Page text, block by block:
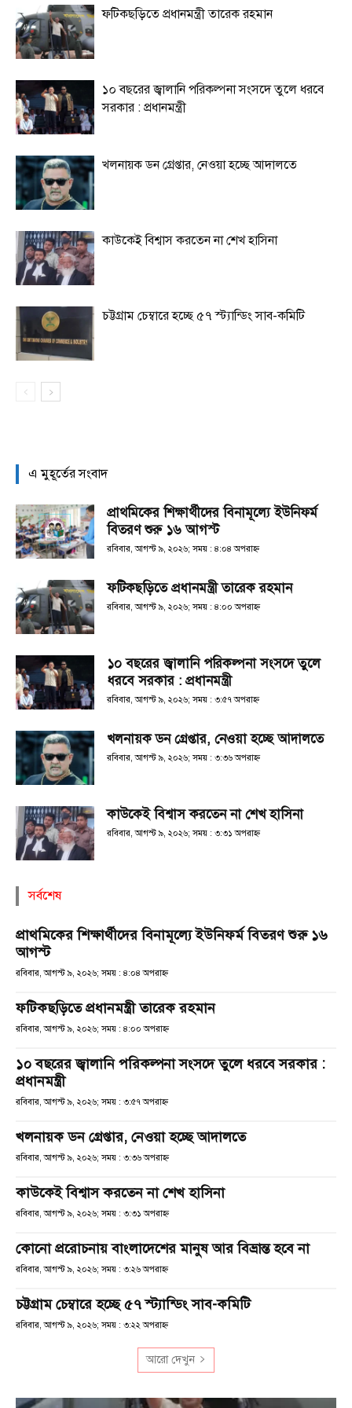
ফটিকছড়িতে প্রধানমন্ত্রী তারেক রহমান
১০ বছরের জ্বালানি পরিকল্পনা সংসদে তুলে ধরবে
সরকার : প্রধানমন্ত্রী
খলনায়ক ডন গ্রেপ্তার, নেওয়া হচ্ছে আদালতে
কাউকেই বিশ্বাস করতেন না শেখ হাসিনা
চট্টগ্রাম চেম্বারে হচ্ছে ৫৭ স্ট্যান্ডিং সাব-কমিটি
এ মুহূর্তের সংবাদ
প্রাথমিকের শিক্ষার্থীদের বিনামূল্যে ইউনিফর্ম
বিতরণ শুরু ১৬ আগস্ট
রবিবার, আগস্ট ৯, ২০২৬; সময় : ৪:০৪ অপরাহ্ণ
ফটিকছড়িতে প্রধানমন্ত্রী তারেক রহমান
রবিবার, আগস্ট ৯, ২০২৬; সময় : ৪:০০ অপরাহ্ণ
১০ বছরের জ্বালানি পরিকল্পনা সংসদে তুলে
ধরবে সরকার : প্রধানমন্ত্রী
রবিবার, আগস্ট ৯, ২০২৬; সময় : ৩:৫৭ অপরাহ্ণ
খলনায়ক ডন গ্রেপ্তার, নেওয়া হচ্ছে আদালতে
রবিবার, আগস্ট ৯, ২০২৬; সময় : ৩:৩৬ অপরাহ্ণ
কাউকেই বিশ্বাস করতেন না শেখ হাসিনা
রবিবার, আগস্ট ৯, ২০২৬; সময় : ৩:৩১ অপরাহ্ণ
সর্বশেষ
প্রাথমিকের শিক্ষার্থীদের বিনামূল্যে ইউনিফর্ম বিতরণ শুরু ১৬
আগস্ট
রবিবার, আগস্ট ৯, ২০২৬; সময় : ৪:০৪ অপরাহ্ণ
ফটিকছড়িতে প্রধানমন্ত্রী তারেক রহমান
রবিবার, আগস্ট ৯, ২০২৬; সময় : ৪:০০ অপরাহ্ণ
১০ বছরের জ্বালানি পরিকল্পনা সংসদে তুলে ধরবে সরকার :
প্রধানমন্ত্রী
রবিবার, আগস্ট ৯, ২০২৬; সময় : ৩:৫৭ অপরাহ্ণ
খলনায়ক ডন গ্রেপ্তার, নেওয়া হচ্ছে আদালতে
রবিবার, আগস্ট ৯, ২০২৬; সময় : ৩:৩৬ অপরাহ্ণ
কাউকেই বিশ্বাস করতেন না শেখ হাসিনা
রবিবার, আগস্ট ৯, ২০২৬; সময় : ৩:৩১ অপরাহ্ণ
কোনো প্ররোচনায় বাংলাদেশের মানুষ আর বিভ্রান্ত হবে না
রবিবার, আগস্ট ৯, ২০২৬; সময় : ৩:২৬ অপরাহ্ণ
চট্টগ্রাম চেম্বারে হচ্ছে ৫৭ স্ট্যান্ডিং সাব-কমিটি
রবিবার, আগস্ট ৯, ২০২৬; সময় : ৩:২২ অপরাহ্ণ
আরো দেখুন